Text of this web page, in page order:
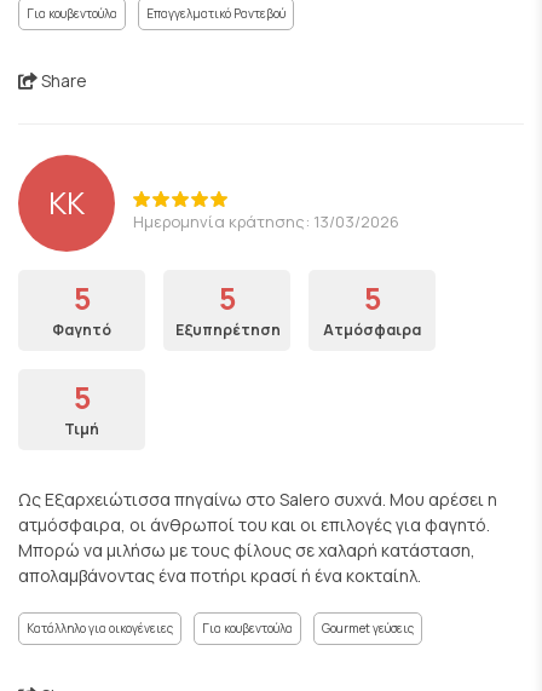
Για κουβεντούλα Επαγγελματικό Ραντεβού
Share
KK Ημερομηνία κράτησης: 13/03/2026
5
Φαγητό
5
Εξυπηρέτηση
5
Ατμόσφαιρα
5
Τιμή
Ως Εξαρχειώτισσα πηγαίνω στο Salero συχνά. Μου αρέσει η
ατμόσφαιρα, οι άνθρωποί του και οι επιλογές για φαγητό.
Μπορώ να μιλήσω με τους φίλους σε χαλαρή κατάσταση,
απολαμβάνοντας ένα ποτήρι κρασί ή ένα κοκταίηλ.
Κατάλληλο για οικογένειες Για κουβεντούλα Gourmet γεύσεις